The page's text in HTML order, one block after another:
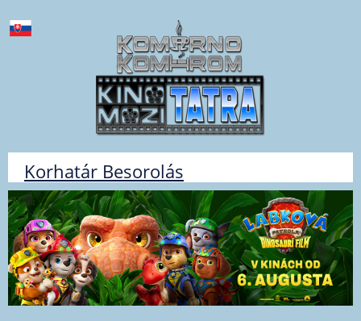
Korhatár Besorolás